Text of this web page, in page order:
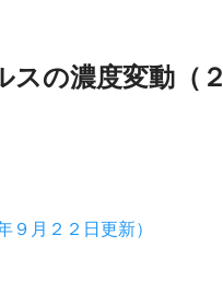
の濃度変動（２
月２２日更新）